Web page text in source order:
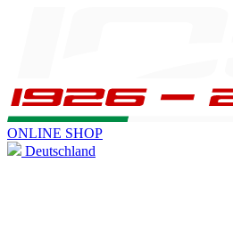
ONLINE SHOP
Deutschland